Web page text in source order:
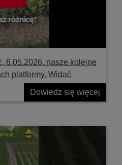
6.05.2026, nasze kolejne
platformy. Widać
Dowiedz się więcej